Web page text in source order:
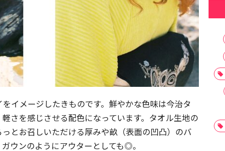
イメージしたきものです。鮮やかな色味は今治タ
さを感じさせる配色になっています。タオル生地の
とお召しいただける厚みや畝（表面の凹凸）のバ
ウンのようにアウターとしても◎。